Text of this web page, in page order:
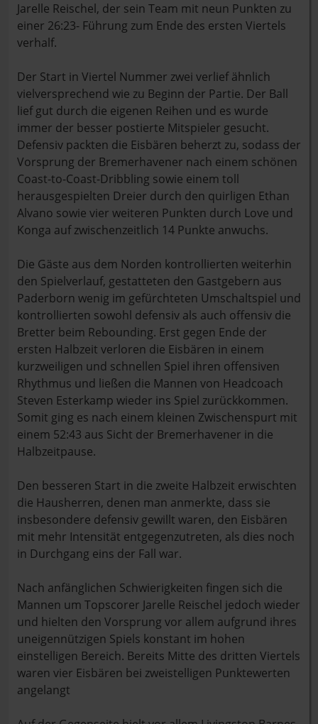
Jarelle Reischel, der sein Team mit neun Punkten zu
einer 26:23- Führung zum Ende des ersten Viertels
verhalf.
Der Start in Viertel Nummer zwei verlief ähnlich
vielversprechend wie zu Beginn der Partie. Der Ball
lief gut durch die eigenen Reihen und es wurde
immer der besser postierte Mitspieler gesucht.
Defensiv packten die Eisbären beherzt zu, sodass der
Vorsprung der Bremerhavener nach einem schönen
Coast-to-Coast-Dribbling sowie einem toll
herausgespielten Dreier durch den quirligen Ethan
Alvano sowie vier weiteren Punkten durch Love und
Konga auf zwischenzeitlich 14 Punkte anwuchs.
Die Gäste aus dem Norden kontrollierten weiterhin
den Spielverlauf, gestatteten den Gastgebern aus
Paderborn wenig im gefürchteten Umschaltspiel und
kontrollierten sowohl defensiv als auch offensiv die
Bretter beim Rebounding. Erst gegen Ende der
ersten Halbzeit verloren die Eisbären in einem
kurzweiligen und schnellen Spiel ihren offensiven
Rhythmus und ließen die Mannen von Headcoach
Steven Esterkamp wieder ins Spiel zurückkommen.
Somit ging es nach einem kleinen Zwischenspurt mit
einem 52:43 aus Sicht der Bremerhavener in die
Halbzeitpause.
Den besseren Start in die zweite Halbzeit erwischten
die Hausherren, denen man anmerkte, dass sie
insbesondere defensiv gewillt waren, den Eisbären
mit mehr Intensität entgegenzutreten, als dies noch
in Durchgang eins der Fall war.
Nach anfänglichen Schwierigkeiten fingen sich die
Mannen um Topscorer Jarelle Reischel jedoch wieder
und hielten den Vorsprung vor allem aufgrund ihres
uneigennützigen Spiels konstant im hohen
einstelligen Bereich. Bereits Mitte des dritten Viertels
waren vier Eisbären bei zweistelligen Punktewerten
angelangt